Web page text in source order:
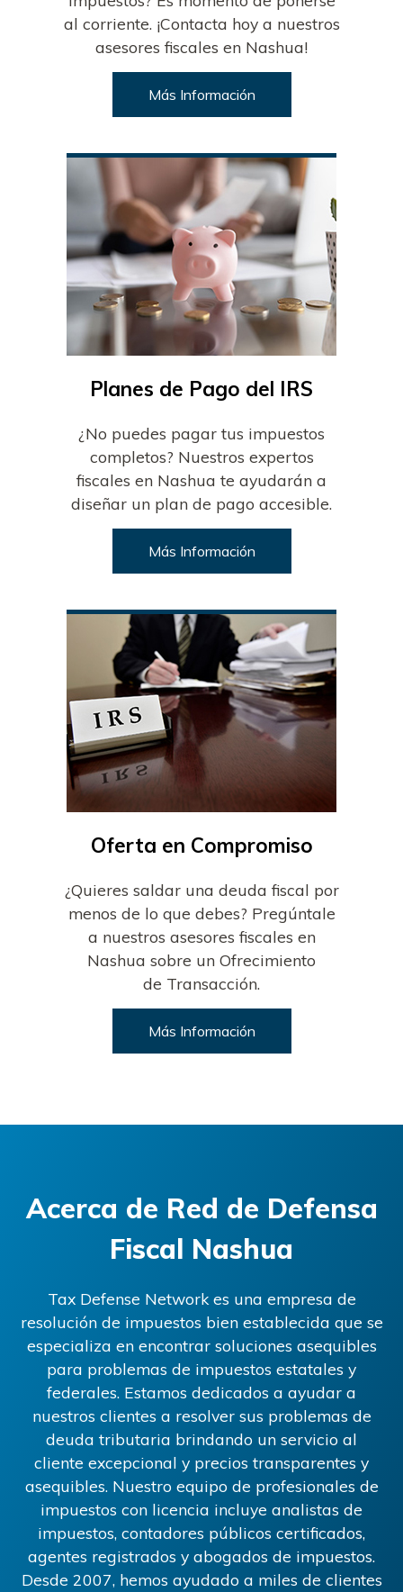
al corriente. ¡Contacta hoy a nuestros
asesores fiscales en Nashua!
Más Información
Planes de Pago del IRS
¿No puedes pagar tus impuestos
completos? Nuestros expertos
fiscales en Nashua te ayudarán a
diseñar un plan de pago accesible.
Más Información
Oferta en Compromiso
¿Quieres saldar una deuda fiscal por
menos de lo que debes? Pregúntale
a nuestros asesores fiscales en
Nashua sobre un Ofrecimiento
de Transacción.
Más Información
Acerca de Red de Defensa
Fiscal Nashua
Tax Defense Network es una empresa de
resolución de impuestos bien establecida que se
especializa en encontrar soluciones asequibles
para problemas de impuestos estatales y
federales. Estamos dedicados a ayudar a
nuestros clientes a resolver sus problemas de
deuda tributaria brindando un servicio al
cliente excepcional y precios transparentes y
asequibles. Nuestro equipo de profesionales de
impuestos con licencia incluye analistas de
impuestos, contadores públicos certificados,
agentes registrados y abogados de impuestos.
Desde 2007, hemos ayudado a miles de clientes